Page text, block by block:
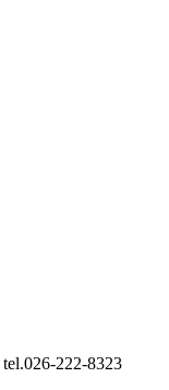
tel.026-222-8323